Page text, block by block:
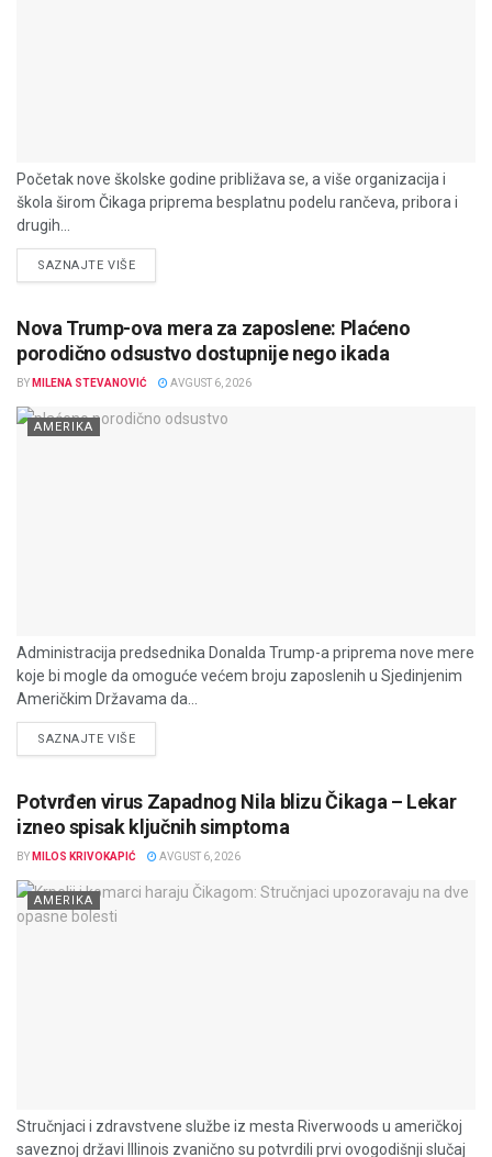
Početak nove školske godine približava se, a više organizacija i
škola širom Čikaga priprema besplatnu podelu rančeva, pribora i
drugih...
SAZNAJTE VIŠEDETAILS
Nova Trump-ova mera za zaposlene: Plaćeno
porodično odsustvo dostupnije nego ikada
BY MILENA STEVANOVIĆ AVGUST 6, 2026
AMERIKA
Administracija predsednika Donalda Trump-a priprema nove mere
koje bi mogle da omoguće većem broju zaposlenih u Sjedinjenim
Američkim Državama da...
SAZNAJTE VIŠEDETAILS
Potvrđen virus Zapadnog Nila blizu Čikaga – Lekar
izneo spisak ključnih simptoma
BY MILOS KRIVOKAPIĆ AVGUST 6, 2026
AMERIKA
Stručnjaci i zdravstvene službe iz mesta Riverwoods u američkoj
saveznoj državi Illinois zvanično su potvrdili prvi ovogodišnji slučaj